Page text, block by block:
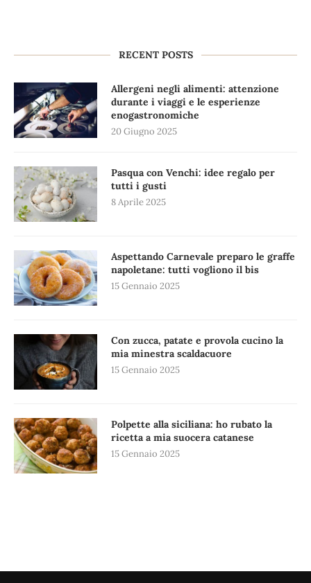
RECENT POSTS
Allergeni negli alimenti: attenzione
durante i viaggi e le esperienze
enogastronomiche
20 Giugno 2025
Pasqua con Venchi: idee regalo per
tutti i gusti
8 Aprile 2025
Aspettando Carnevale preparo le graffe
napoletane: tutti vogliono il bis
15 Gennaio 2025
Con zucca, patate e provola cucino la
mia minestra scaldacuore
15 Gennaio 2025
Polpette alla siciliana: ho rubato la
ricetta a mia suocera catanese
15 Gennaio 2025